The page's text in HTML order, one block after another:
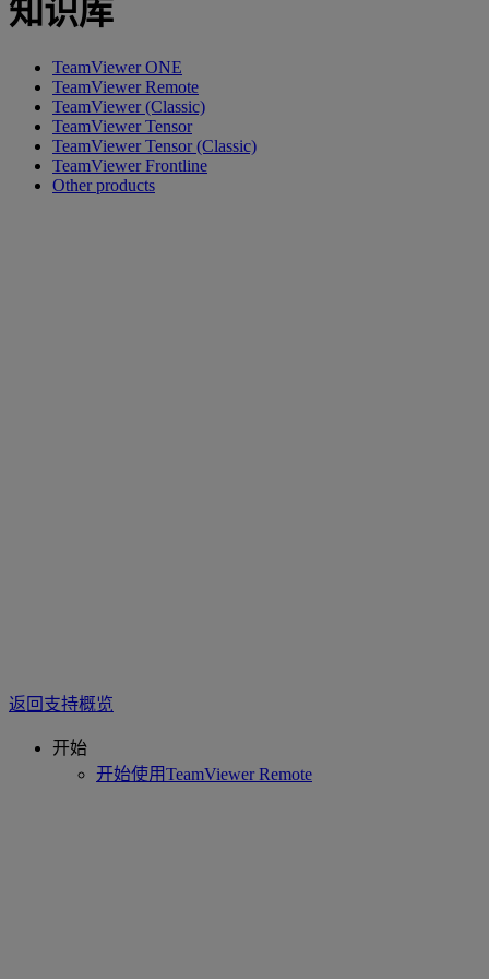
知识库
TeamViewer ONE
TeamViewer Remote
TeamViewer (Classic)
TeamViewer Tensor
TeamViewer Tensor (Classic)
TeamViewer Frontline
Other products
返回支持概览
开始
开始使用TeamViewer Remote